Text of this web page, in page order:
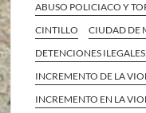
ABUSO POLICIACO Y
CINTILLO
CIUDAD DE
DETENCIONES
INCREMENTO DE LA
INCREMENTO EN LA